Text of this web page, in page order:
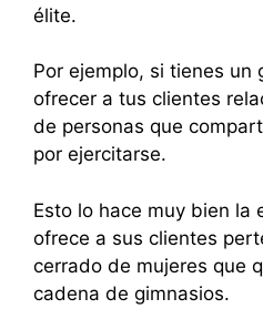
élite.
Por ejemplo, si tienes un
ofrecer a tus clientes
de personas que
por ejercitarse.
Esto lo hace muy bien la
ofrece a sus clientes
cerrado de mujeres que
cadena de gimnasios.